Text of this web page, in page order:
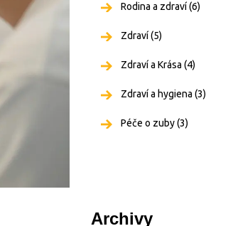
Rodina a zdraví(6)
Zdraví(5)
Zdraví a Krása (4)
Zdraví a hygiena (3)
Péče o zuby(3)
Archivy